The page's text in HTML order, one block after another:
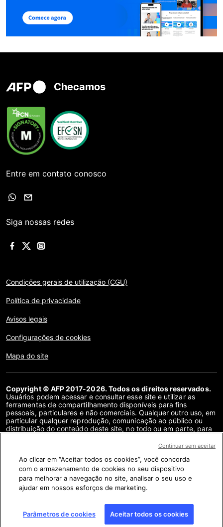
Checamos
Entre em contato conosco
Siga nossas redes
Condições gerais de utilização (CGU)
Política de privacidade
Avisos legais
Configurações de cookies
Mapa do site
Copyright © AFP 2017-2026. Todos os direitos reservados.
Usuários podem acessar e consultar esse site e utilizar as
ferramentas de compartilhamento disponíveis para fins
pessoais, particulares e não comerciais. Qualquer outro uso, em
particular qualquer reprodução, comunicação ao público ou
distribuição do conteúdo deste site, no todo ou em parte, para
contrato de licença específico assinado com a AFP, é
meio de links no conteúdo de verificação de fatos são
fornecidos na medida necessária para a correta compreensão
da checagem da informação em questão. A AFP não obteve
qualquer direito dos autores ou detentores dos direitos autorais
deste conteúdo de terceiros e não terá nenhuma
Ao clicar em “Aceitar todos os cookies”, você concorda
com o armazenamento de cookies no seu dispositivo
para melhorar a navegação no site, analisar o seu uso e
ajudar em nossos esforços de marketing.
Parâmetros de cookies Aceitar todos os cookies
Continuar sem aceitar